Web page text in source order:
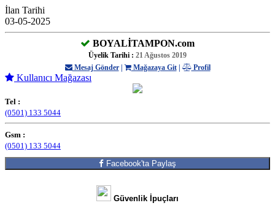
İlan Tarihi
03-05-2025
BOYALİTAMPON.com
Üyelik Tarihi : 21 Ağustos 2019
Mesaj Gönder| Mağazaya Git| Profil
Kullanıcı Mağazası
Tel :
(0501) 133 5044
Gsm :
(0501) 133 5044
Facebook'ta Paylaş
Güvenlik İpuçları